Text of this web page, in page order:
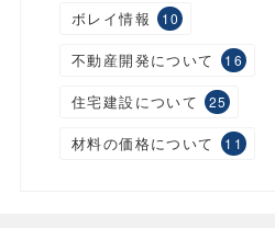
ボレイ情報 10
不動産開発について 16
住宅建設について 25
材料の価格について 11